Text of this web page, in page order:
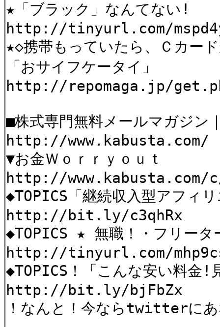
★「ブラック」なんてない!
http://tinyurl.com/
★◇携帯もっていたら、Ｃカー
「おサイフケータイ」
http://repomaga.jp/
■株式専門無料メールマガジン
http://www.kabusta.com/
▼お金Ｗｏｒｒｙｏｕｔ
http://www.kabusta.com/
◆TOPICS「継続収入型アフィ
http://bit.ly/c3qhRx
◆TOPICS ★ 無職！・フリータ
http://tinyurl.com/
◆TOPICS！「こんな安い料金!
http://bit.ly/bjFbZx
！なんと！今ならtwitterにあ